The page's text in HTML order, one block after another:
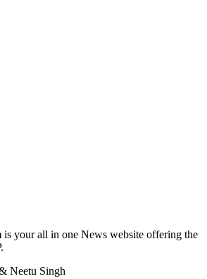
is your all in one News website offering the
Neetu Singh